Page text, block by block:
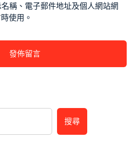
稱、電子郵件地址及個人網站網
使用。
搜尋